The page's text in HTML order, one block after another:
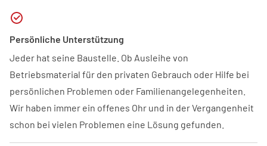
Persönliche Unterstützung
Jeder hat seine Baustelle. Ob Ausleihe von
Betriebsmaterial für den privaten Gebrauch oder Hilfe bei
persönlichen Problemen oder Familienangelegenheiten.
Wir haben immer ein offenes Ohr und in der Vergangenheit
schon bei vielen Problemen eine Lösung gefunden.